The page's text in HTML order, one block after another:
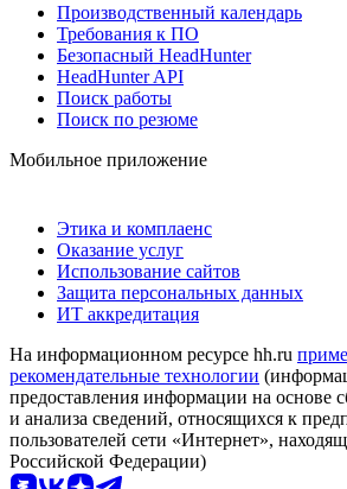
Производственный календарь
Требования к ПО
Безопасный HeadHunter
HeadHunter API
Поиск работы
Поиск по резюме
Мобильное приложение
Этика и комплаенс
Оказание услуг
Использование сайтов
Защита персональных данных
ИТ аккредитация
На информационном ресурсе hh.ru
рекомендательные технологии
предоставления информации на основе
и анализа сведений, относящихся к
пользователей сети «Интернет»,
Российской Федерации)